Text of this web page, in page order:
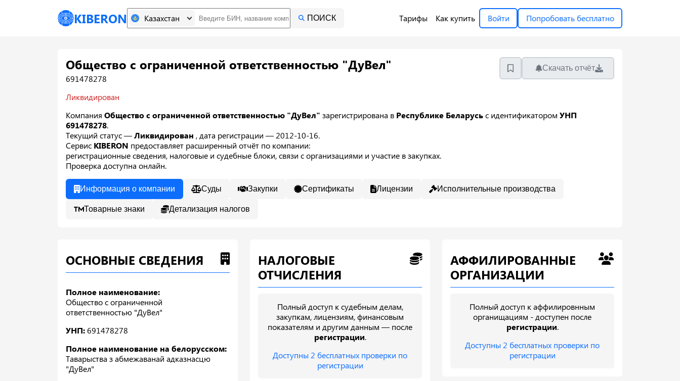
KIBERON Казахстан ПОИСК Тарифы Как купить Войти Попробовать бесплатно
Общество с ограниченной ответственностью "ДуВел"
691478278
Скачать отчёт
Ликвидирован
Компания Общество с ограниченной ответственностью "ДуВел" зарегистрирована в Республике Беларусьс идентификатором УНП
691478278.
Текущий статус —Ликвидирован , дата регистрации — 2012-10-16.
Сервис KIBERON предоставляет расширенный отчёт по компании:
регистрационные сведения, налоговые и судебные блоки, связи с организациями и участие в закупках.
Проверка доступна онлайн.
Информация о компании Суды Закупки Сертификаты Лицензии Исполнительные производства
Товарные знаки Детализация налогов
ОСНОВНЫЕ СВЕДЕНИЯ
Полное наименование:
Общество с ограниченной
ответственностью "ДуВел"
УНП:691478278
Полное наименование на белорусском:
Таварыства з абмежаванай адказнасцю
"ДуВел"
НАЛОГОВЫЕ
ОТЧИСЛЕНИЯ
Полный доступ к судебным делам,
закупкам, лицензиям, финансовым
показателям и другим данным — после
регистрации.
Доступны 2 бесплатных проверки по
регистрации
АФФИЛИРОВАННЫЕ
ОРГАНИЗАЦИИ
Полный доступ к аффилировнным
органищациям - доступен после
регистрации.
Доступны 2 бесплатных проверки по
регистрации